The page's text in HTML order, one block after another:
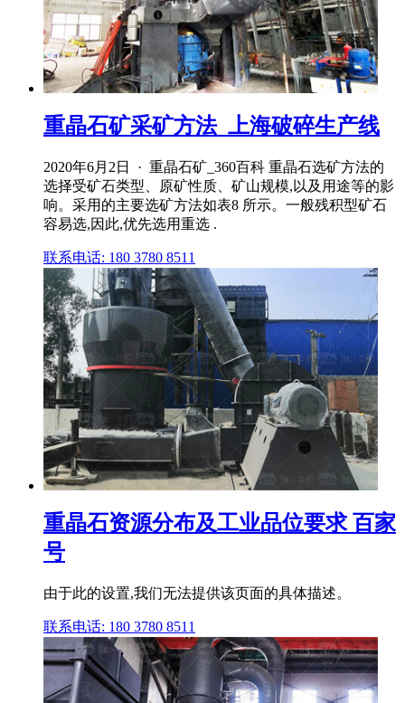
重晶石矿采矿方法_上海破碎生产线
2020年6月2日 · 重晶石矿_360百科 重晶石选矿方法的
选择受矿石类型、原矿性质、矿山规模,以及用途等的影
响。采用的主要选矿方法如表8 所示。一般残积型矿石
容易选,因此,优先选用重选 .
联系电话: 180 3780 8511
重晶石资源分布及工业品位要求 百家
号
由于此的设置,我们无法提供该页面的具体描述。
联系电话: 180 3780 8511